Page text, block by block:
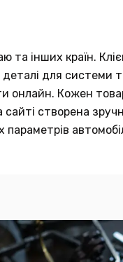
та інших країн.
для системи
онлайн. Кожен
створена